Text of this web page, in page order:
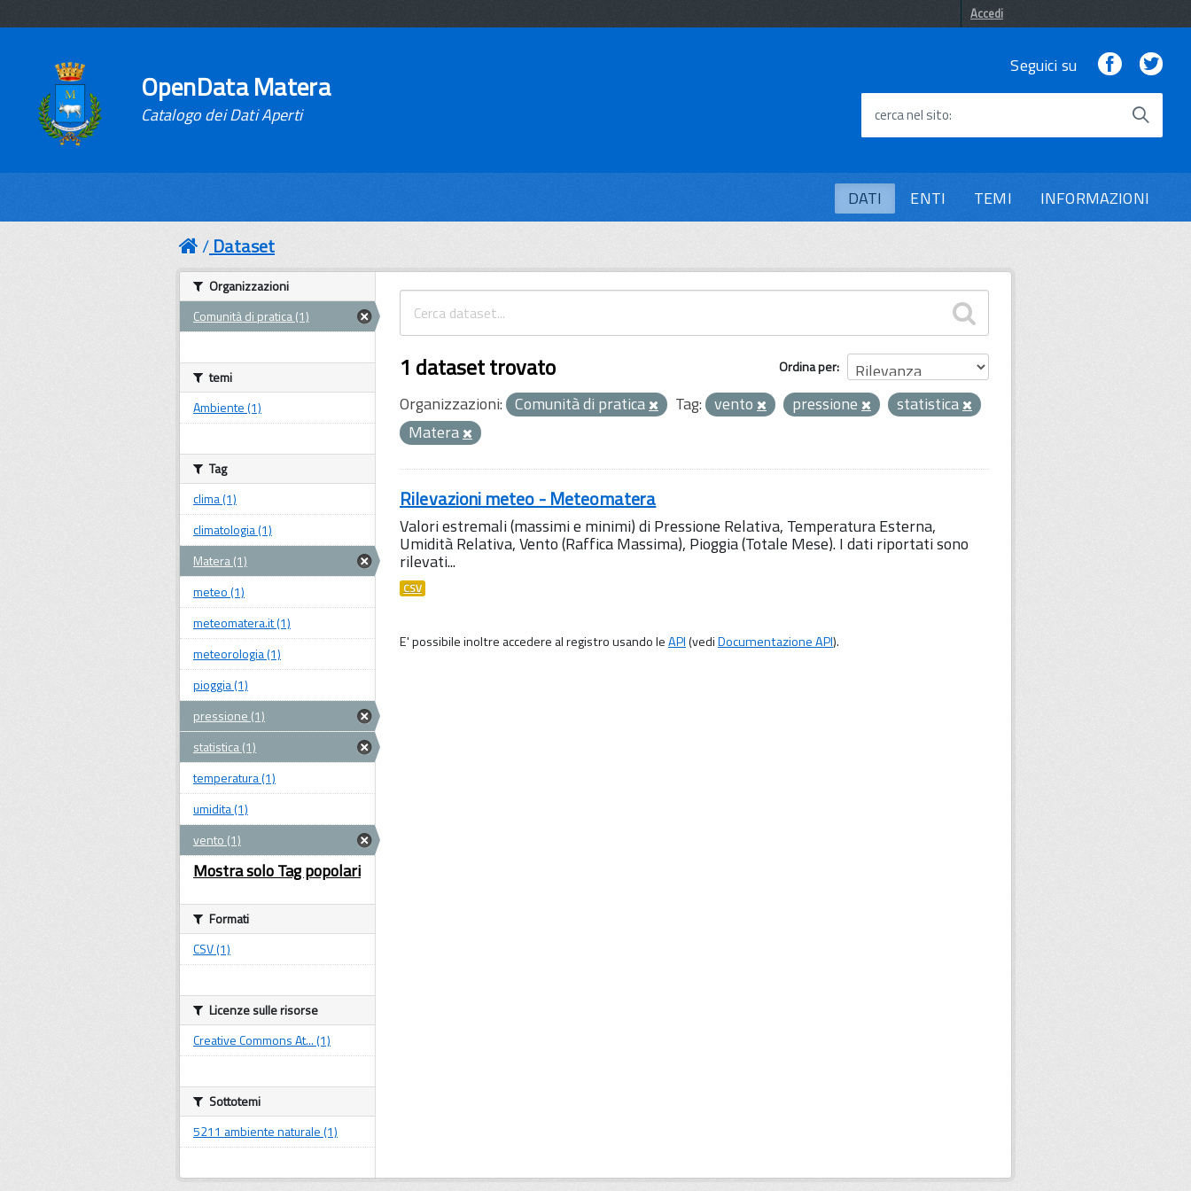
Accedi
OpenData Matera
Catalogo dei Dati Aperti
Seguici su Facebook
cerca nel sito
DATI ENTI TEMI INFORMAZIONI
Dataset
Ordina per
1 dataset trovato
Organizzazioni: Comunità di pratica Tag: vento pressione
statistica
Matera
Rilevazioni meteo - Meteomatera
Valori estremali (massimi e minimi) di Pressione Relativa, Temperatura Esterna,
Umidità Relativa, Vento (Raffica Massima), Pioggia (Totale Mese). I dati riportati sono
rilevati...
CSV
E' possibile inoltre accedere al registro usando leAPI(vediDocumentazione API).
Organizzazioni
Comunità di pratica (1)
temi
Ambiente (1)
Tag
clima (1)
climatologia (1)
Matera (1)
meteo (1)
meteomatera.it (1)
meteorologia (1)
pioggia (1)
pressione (1)
statistica (1)
temperatura (1)
umidita (1)
vento (1)
Mostra solo Tag popolari
Formati
CSV (1)
Licenze sulle risorse
Creative Commons At... (1)
Sottotemi
5211 ambiente naturale (1)